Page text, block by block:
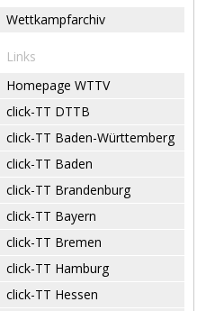
Wettkampfarchiv
Links
Homepage WTTV
click-TT DTTB
click-TT Baden-Württemberg
click-TT Baden
click-TT Brandenburg
click-TT Bayern
click-TT Bremen
click-TT Hamburg
click-TT Hessen